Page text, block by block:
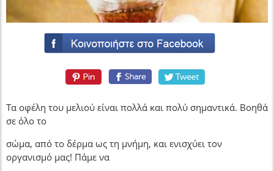
Tα οφέλη του μελιού είναι πολλά και πολύ σημαντικά. Βοηθά
σε όλο το
σώμα, από το δέρμα ως τη μνήμη, και ενισχύει τον
οργανισμό μας! Πάμε να